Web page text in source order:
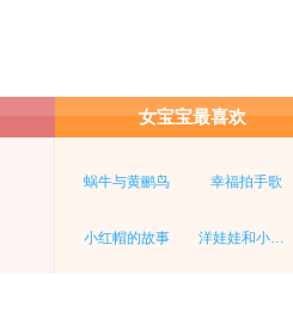
女宝宝最喜欢
蜗牛与黄鹂鸟 幸福拍手歌
小红帽的故事 洋娃娃和小熊跳舞